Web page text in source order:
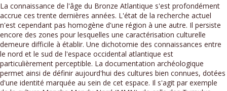
La connaissance de l'âge du Bronze Atlantique s'est profondément
accrue ces trente dernières années. L'état de la recherche actuel
n'est cependant pas homogène d'une région à une autre. Il persiste
encore des zones pour lesquelles une caractérisation culturelle
demeure difficile à établir. Une dichotomie des connaissances entre
le nord et le sud de l'espace occidental atlantique est
particulièrement perceptible. La documentation archéologique
permet ainsi de définir aujourd'hui des cultures bien connues, dotées
d'une identité marquée au sein de cet espace. Il s'agit par exemple